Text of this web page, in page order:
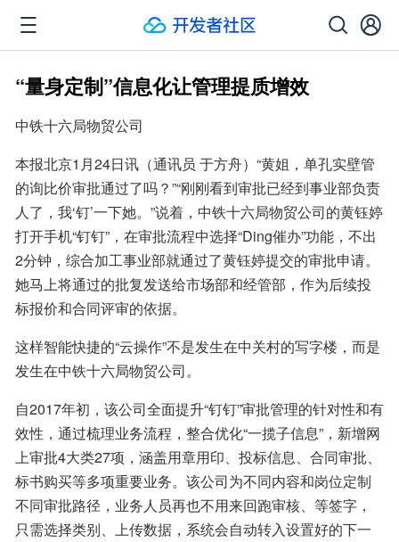
“量身定制”信息化让管理提质增效
中铁十六局物贸公司
本报北京1月24日讯（通讯员 于方舟）“黄姐，单孔实壁管
的询比价审批通过了吗？”“刚刚看到审批已经到事业部负责
人了，我‘钉’一下她。”说着，中铁十六局物贸公司的黄钰婷
打开手机“钉钉”，在审批流程中选择“Ding催办”功能，不出
2分钟，综合加工事业部就通过了黄钰婷提交的审批申请。
她马上将通过的批复发送给市场部和经管部，作为后续投
标报价和合同评审的依据。
这样智能快捷的“云操作”不是发生在中关村的写字楼，而是
发生在中铁十六局物贸公司。
自2017年初，该公司全面提升“钉钉”审批管理的针对性和有
效性，通过梳理业务流程，整合优化“一揽子信息”，新增网
上审批4大类27项，涵盖用章用印、投标信息、合同审批、
标书购买等多项重要业务。该公司为不同内容和岗位定制
不同审批路径，业务人员再也不用来回跑审核、等签字，
只需选择类别、上传数据，系统会自动转入设置好的下一